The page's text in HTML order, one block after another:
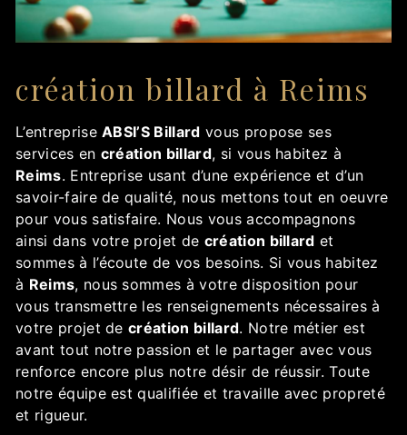
création billard à Reims
L’entrepriseABSI’S Billard vous propose ses
services en création billard, si vous habitez à
Reims. Entreprise usant d’une expérience et d’un
savoir-faire de qualité, nous mettons tout en oeuvre
pour vous satisfaire. Nous vous accompagnons
ainsi dans votre projet de création billard et
sommes à l’écoute de vos besoins. Si vous habitez
à Reims, nous sommes à votre disposition pour
vous transmettre les renseignements nécessaires à
votre projet decréation billard. Notre métier est
avant tout notre passion et le partager avec vous
renforce encore plus notre désir de réussir. Toute
notre équipe est qualifiée et travaille avec propreté
et rigueur.